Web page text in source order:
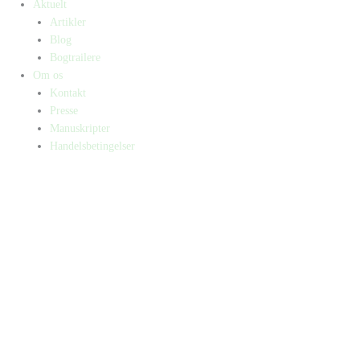
Aktuelt
Artikler
Blog
Bogtrailere
Om os
Kontakt
Presse
Manuskripter
Handelsbetingelser